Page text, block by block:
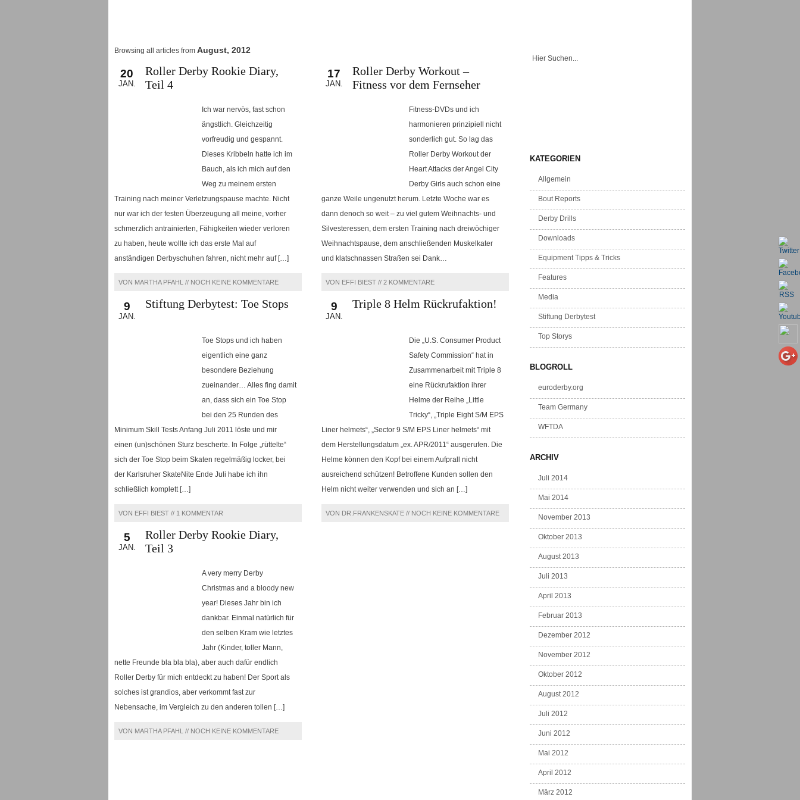
Browsing all articles from August, 2012
20
JAN.
Roller Derby Rookie Diary,
Teil 4
Ich war nervös, fast schon
ängstlich. Gleichzeitig
vorfreudig und gespannt.
Dieses Kribbeln hatte ich im
Bauch, als ich mich auf den
Weg zu meinem ersten
Training nach meiner Verletzungspause machte. Nicht
nur war ich der festen Überzeugung all meine, vorher
schmerzlich antrainierten, Fähigkeiten wieder verloren
zu haben, heute wollte ich das erste Mal auf
anständigen Derbyschuhen fahren, nicht mehr auf […]
VON MARTHA PFAHL // NOCH KEINE KOMMENTARE
17
JAN.
Roller Derby Workout –
Fitness vor dem Fernseher
Fitness-DVDs und ich
harmonieren prinzipiell nicht
sonderlich gut. So lag das
Roller Derby Workout der
Heart Attacks der Angel City
Derby Girls auch schon eine
ganze Weile ungenutzt herum. Letzte Woche war es
dann denoch so weit – zu viel gutem Weihnachts- und
Silvesteressen, dem ersten Training nach dreiwöchiger
Weihnachtspause, dem anschließenden Muskelkater
und klatschnassen Straßen sei Dank…
VON EFFI BIEST // 2 KOMMENTARE
9
JAN.
Stiftung Derbytest: Toe Stops
Toe Stops und ich haben
eigentlich eine ganz
besondere Beziehung
zueinander… Alles fing damit
an, dass sich ein Toe Stop
bei den 25 Runden des
Minimum Skill Tests Anfang Juli 2011 löste und mir
einen (un)schönen Sturz bescherte. In Folge „rüttelte“
sich der Toe Stop beim Skaten regelmäßig locker, bei
der Karlsruher SkateNite Ende Juli habe ich ihn
schließlich komplett […]
VON EFFI BIEST // 1 KOMMENTAR
9
JAN.
Triple 8 Helm Rückrufaktion!
Die „U.S. Consumer Product
Safety Commission“ hat in
Zusammenarbeit mit Triple 8
eine Rückrufaktion ihrer
Helme der Reihe „Little
Tricky“, „Triple Eight S/M EPS
Liner helmets“, „Sector 9 S/M EPS Liner helmets“ mit
dem Herstellungsdatum „ex. APR/2011“ ausgerufen. Die
Helme können den Kopf bei einem Aufprall nicht
ausreichend schützen! Betroffene Kunden sollen den
Helm nicht weiter verwenden und sich an […]
VON DR.FRANKENSKATE // NOCH KEINE KOMMENTARE
5
JAN.
Roller Derby Rookie Diary,
Teil 3
A very merry Derby
Christmas and a bloody new
year! Dieses Jahr bin ich
dankbar. Einmal natürlich für
den selben Kram wie letztes
Jahr (Kinder, toller Mann,
nette Freunde bla bla bla), aber auch dafür endlich
Roller Derby für mich entdeckt zu haben! Der Sport als
solches ist grandios, aber verkommt fast zur
Nebensache, im Vergleich zu den anderen tollen […]
VON MARTHA PFAHL // NOCH KEINE KOMMENTARE
KATEGORIEN
Allgemein
Bout Reports
Derby Drills
Downloads
Equipment Tipps & Tricks
Features
Media
Stiftung Derbytest
Top Storys
BLOGROLL
euroderby.org
Team Germany
WFTDA
ARCHIV
Juli 2014
Mai 2014
November 2013
Oktober 2013
August 2013
Juli 2013
April 2013
Februar 2013
Dezember 2012
November 2012
Oktober 2012
August 2012
Juli 2012
Juni 2012
Mai 2012
April 2012
März 2012